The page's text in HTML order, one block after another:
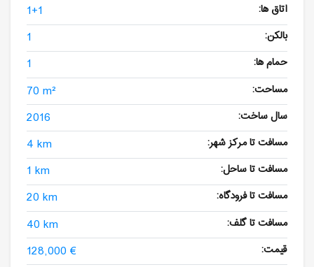
اتاق ها: 1+1
بالکن: 1
حمام ها: 1
مساحت: 70 m²
سال ساخت: 2016
مسافت تا مرکز شهر: 4 km
مسافت تا ساحل: 1 km
مسافت تا فرودگاه: 20 km
مسافت تا گلف: 40 km
قیمت: 128,000 €